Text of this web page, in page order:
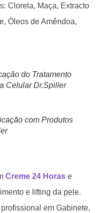
Clorela, Maça, Extracto
Óleos de Amêndoa,
do Tratamento
Celular Dr.Spiller
com Produtos
Creme 24 Horas e
e lifting da pele.
em Gabinete,